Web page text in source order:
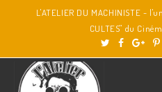
L'ATELIER DU MACHINISTE -
CULTES" du